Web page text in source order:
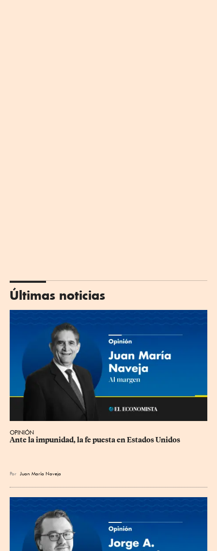
Últimas noticias
OPINIÓN
Ante la impunidad, la fe puesta en Estados Unidos
Por Juan María Naveja